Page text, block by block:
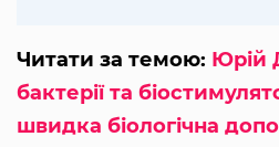
Читати за темою: Юрій
бактерії та
швидка біологічна